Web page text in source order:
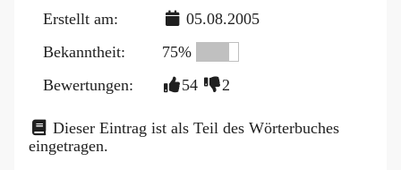
Erstellt am:
05.08.2005
Bekanntheit:
75%
Bewertungen:
54 2
Dieser Eintrag ist als Teil des Wörterbuches
eingetragen.